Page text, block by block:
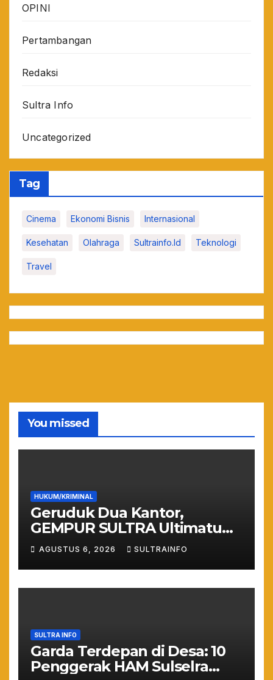
OPINI
Pertambangan
Redaksi
Sultra Info
Uncategorized
Tag
Cinema Ekonomi Bisnis Internasional
Kesehatan Olahraga Sultrainfo.id Teknologi
Travel
You missed
HUKUM/KRIMINAL
Geruduk Dua Kantor,
GEMPUR SULTRA Ultimatum
Keras: Lahan Puuwatu Siap
Diduduki Jika Tak Ada
Kepastian Hukum
AGUSTUS 6, 2026 SULTRAINFO
SULTRA INFO
Garda Terdepan di Desa: 10
Penggerak HAM Sulselra